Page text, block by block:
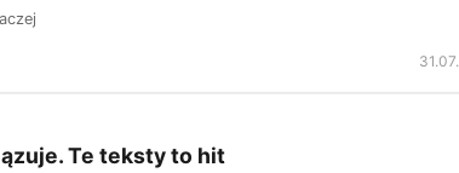
Te teksty to hit